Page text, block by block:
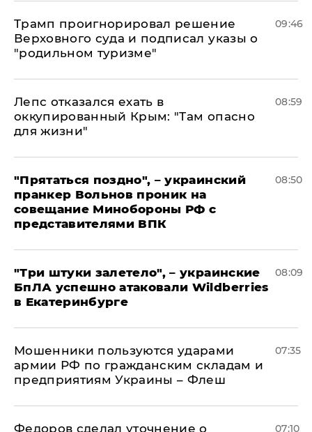
Трамп проигнорировал решение
Верховного суда и подписал указы о
"родильном туризме"
09:46
Лепс отказался ехать в
оккупированный Крым: "Там опасно
для жизни"
08:59
"Прятаться поздно", – украинский
пранкер Вольнов проник на
совещание Минобороны РФ с
представителями ВПК
08:50
"Три штуки залетело", – украинские
БпЛА успешно атаковали Wildberries
в Екатеринбурге
08:09
Мошенники пользуются ударами
армии РФ по гражданским складам и
предприятиям Украины – Флеш
07:35
Федоров сделал уточнение о
07:10